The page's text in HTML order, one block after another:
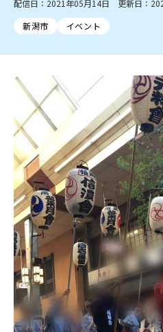
中越
佐渡
新潟市中央区 新潟市東区
新潟市南区
新潟市江南区
村上・関川
新発田・聖籠
三条・加茂・田上
五泉・阿賀
長岡・見附
小千谷・十日町・
柏崎・刈羽・出雲崎
上越・妙
新潟市・開店
新潟市・閉店
ラーメン・開店
ラーメン・閉
和食
スイーツ
ご当地グルメ 食べ歩き テ
カフェ
居酒屋・バー 焼肉
パン・ベーカリー
タレカツ・
旨辛・激辛
定食・町定食
日本酒・新潟清酒
ワイン・ク
ケーキ・パフェ
ビアガーデン
忘新年会・歓送迎会
趣味・展示会
スポーツ
セミナー・講演会 子ども向け
住宅展示場
完成見学会 学
品
習い事・塾 アパレル・雑貨
観光スポット
温泉・入浴
リラクゼーション・整体
スキ
病院・クリニック
イオンモー
ビルボードプレイスBP
新潟伊
リバーサイド千秋
パティオ
セツコママ ランキング
ファッション
インテリア・雑貨
外食・テイ
新車・中古車・カー用品
旅行
冠婚葬祭
習い事・塾 通販
官公庁・自治体
新潟市 チラ
上越・妙高・糸魚川 チラシ
火曜セール
オープン・リニュ
周年祭・感謝祭セール
年末・
配信日：2021年05月14日 更新日：
新潟市
イベント